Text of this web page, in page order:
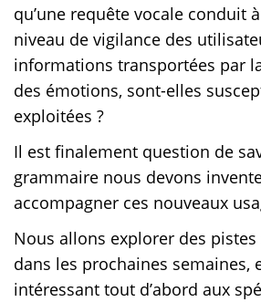
qu’une requête vocale conduit
niveau de vigilance des
informations transportées par
des émotions, sont-elles
exploitées ?
Il est finalement question de
grammaire nous devons
accompagner ces nouveaux
Nous allons explorer des pistes
dans les prochaines semaines,
intéressant tout d’abord aux